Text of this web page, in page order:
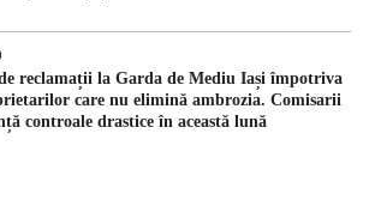
reclamații la Garda de Mediu Iași împotriva
care nu elimină ambrozia. Comisarii
controale drastice în această lună